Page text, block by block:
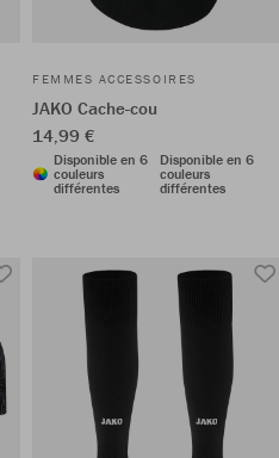
FEMMES ACCESSOIRES
JAKO Cache-cou
14,99 €
Disponible en 6
couleurs
différentes
Disponible en 6
couleurs
différentes